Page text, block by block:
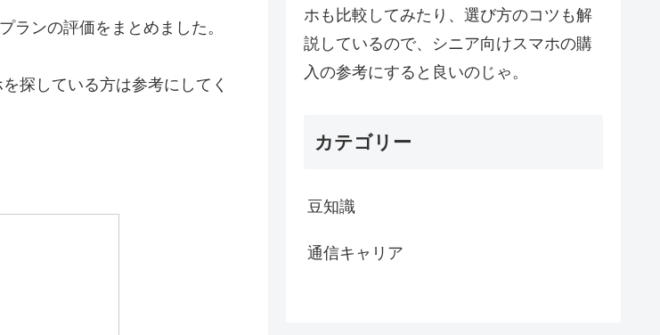
ランの評価をまとめました。
探している方は参考にしてく
ホも比較してみたり、選び方のコツも解
説しているので、シニア向けスマホの購
入の参考にすると良いのじゃ。
カテゴリー
豆知識
通信キャリア